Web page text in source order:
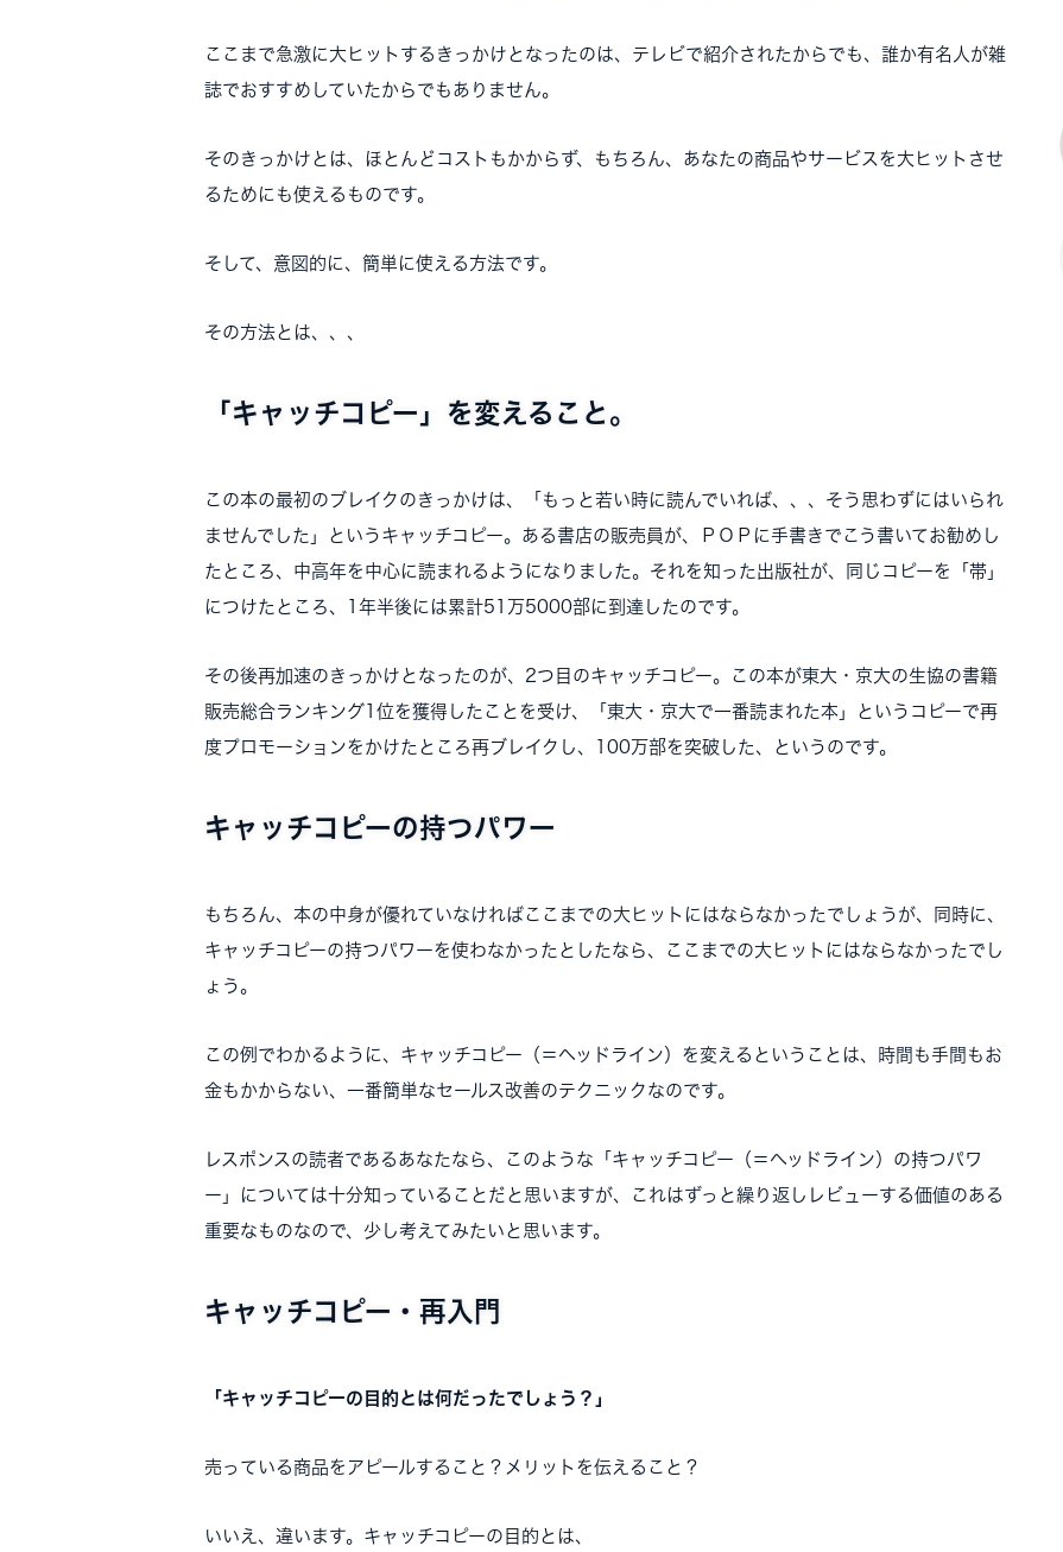
ここまで急激に大ヒットするきっかけとなったのは、テレビで紹介されたからでも、誰か有名人が雑
誌でおすすめしていたからでもありません。
そのきっかけとは、ほとんどコストもかからず、もちろん、あなたの商品やサービスを大ヒットさせ
るためにも使えるものです。
そして、意図的に、簡単に使える方法です。
その方法とは、、、
「キャッチコピー」を変えること。
この本の最初のブレイクのきっかけは、「もっと若い時に読んでいれば、、、そう思わずにはいられ
ませんでした」というキャッチコピー。ある書店の販売員が、ＰＯＰに手書きでこう書いてお勧めし
たところ、中高年を中心に読まれるようになりました。それを知った出版社が、同じコピーを「帯」
につけたところ、1年半後には累計51万5000部に到達したのです。
その後再加速のきっかけとなったのが、2つ目のキャッチコピー。この本が東大・京大の生協の書籍
販売総合ランキング1位を獲得したことを受け、「東大・京大で一番読まれた本」というコピーで再
度プロモーションをかけたところ再ブレイクし、100万部を突破した、というのです。
キャッチコピーの持つパワー
もちろん、本の中身が優れていなければここまでの大ヒットにはならなかったでしょうが、同時に、
キャッチコピーの持つパワーを使わなかったとしたなら、ここまでの大ヒットにはならなかったでし
ょう。
この例でわかるように、キャッチコピー（＝ヘッドライン）を変えるということは、時間も手間もお
金もかからない、一番簡単なセールス改善のテクニックなのです。
レスポンスの読者であるあなたなら、このような「キャッチコピー（＝ヘッドライン）の持つパワ
ー」については十分知っていることだと思いますが、これはずっと繰り返しレビューする価値のある
重要なものなので、少し考えてみたいと思います。
キャッチコピー・再入門
「キャッチコピーの目的とは何だったでしょう？」
売っている商品をアピールすること？メリットを伝えること？
いいえ、違います。キャッチコピーの目的とは、